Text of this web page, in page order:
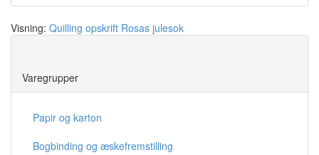
Visning: Quilling opskrift Rosas julesok
Varegrupper
Papir og karton
Bogbinding og æskefremstilling